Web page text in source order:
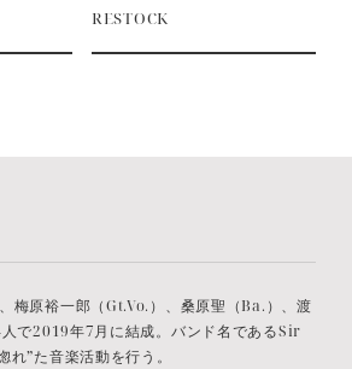
RESTOCK
梅原裕一郎（Gt.Vo.）、桑原聖（Ba.）、渡
で2019年7月に結成。バンド名であるSir
”た音楽活動を行う。